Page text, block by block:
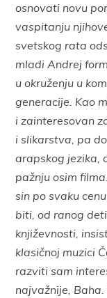
osnovati novu
vaspitanju
svetskog rata
mladi Andrej
u okruženju u
generacije. Kao
i zainteresovan
i slikarstva, pa
arapskog jezika,
pažnju osim
sin po svaku
biti, od ranog
književnosti,
klasičnoj muzici
razviti sam
najvažnije,